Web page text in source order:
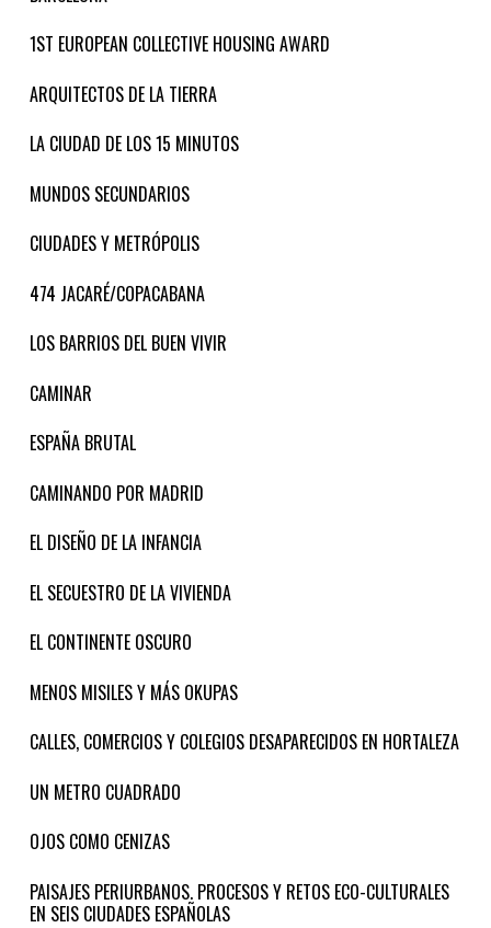
1ST EUROPEAN COLLECTIVE HOUSING AWARD
ARQUITECTOS DE LA TIERRA
LA CIUDAD DE LOS 15 MINUTOS
MUNDOS SECUNDARIOS
CIUDADES Y METRÓPOLIS
474 JACARÉ/COPACABANA
LOS BARRIOS DEL BUEN VIVIR
CAMINAR
ESPAÑA BRUTAL
CAMINANDO POR MADRID
EL DISEÑO DE LA INFANCIA
EL SECUESTRO DE LA VIVIENDA
EL CONTINENTE OSCURO
MENOS MISILES Y MÁS OKUPAS
CALLES, COMERCIOS Y COLEGIOS DESAPARECIDOS EN HORTALEZA
UN METRO CUADRADO
OJOS COMO CENIZAS
PAISAJES PERIURBANOS. PROCESOS Y RETOS ECO-CULTURALES
EN SEIS CIUDADES ESPAÑOLAS